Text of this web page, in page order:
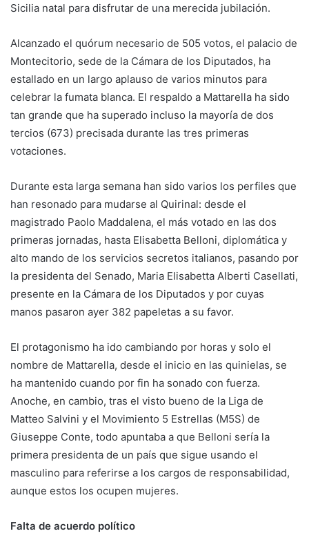
Sicilia natal para disfrutar de una merecida jubilación.
Alcanzado el quórum necesario de 505 votos, el palacio de
Montecitorio, sede de la Cámara de los Diputados, ha
estallado en un largo aplauso de varios minutos para
celebrar la fumata blanca. El respaldo a Mattarella ha sido
tan grande que ha superado incluso la mayoría de dos
tercios (673) precisada durante las tres primeras
votaciones.
Durante esta larga semana han sido varios los perfiles que
han resonado para mudarse al Quirinal: desde el
magistrado Paolo Maddalena, el más votado en las dos
primeras jornadas, hasta Elisabetta Belloni, diplomática y
alto mando de los servicios secretos italianos, pasando por
la presidenta del Senado, Maria Elisabetta Alberti Casellati,
presente en la Cámara de los Diputados y por cuyas
manos pasaron ayer 382 papeletas a su favor.
El protagonismo ha ido cambiando por horas y solo el
nombre de Mattarella, desde el inicio en las quinielas, se
ha mantenido cuando por fin ha sonado con fuerza.
Anoche, en cambio, tras el visto bueno de la Liga de
Matteo Salvini y el Movimiento 5 Estrellas (M5S) de
Giuseppe Conte, todo apuntaba a que Belloni sería la
primera presidenta de un país que sigue usando el
masculino para referirse a los cargos de responsabilidad,
aunque estos los ocupen mujeres.
Falta de acuerdo político